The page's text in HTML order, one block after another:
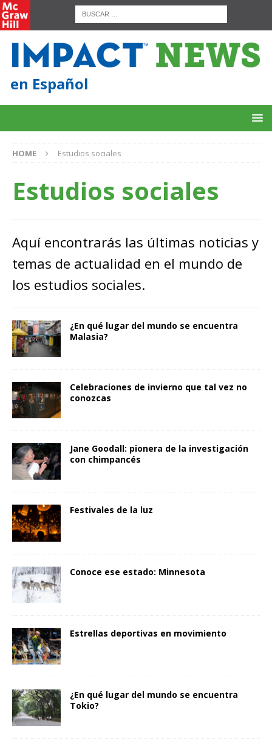
en Español
HOME Estudios sociales
Estudios sociales
Aquí encontrarás las últimas noticias y
temas de actualidad en el mundo de
los estudios sociales.
¿En qué lugar del mundo se encuentra
Malasia?
Celebraciones de invierno que tal vez no
conozcas
Jane Goodall: pionera de la investigación
con chimpancés
Festivales de la luz
Conoce ese estado: Minnesota
Estrellas deportivas en movimiento
¿En qué lugar del mundo se encuentra
Tokio?